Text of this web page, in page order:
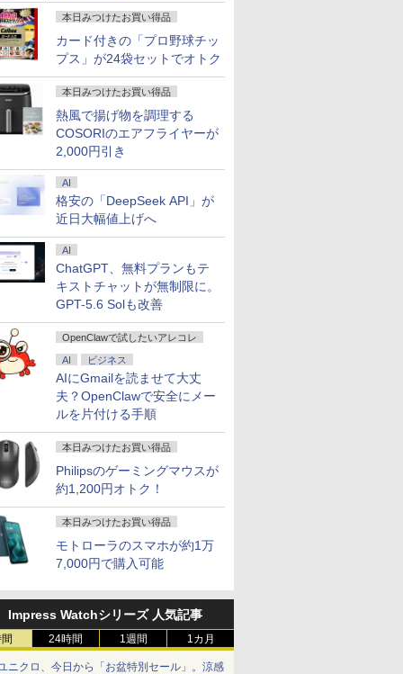
本日みつけたお買い得品
カード付きの「プロ野球チッ
プス」が24袋セットでオトク
本日みつけたお買い得品
熱風で揚げ物を調理する
COSORIのエアフライヤーが
2,000円引き
AI
格安の「DeepSeek API」が
近日大幅値上げへ
AI
ChatGPT、無料プランもテ
キストチャットが無制限に。
GPT-5.6 Solも改善
OpenClawで試したいアレコレ
AI ビジネス
AIにGmailを読ませて大丈
夫？OpenClawで安全にメー
ルを片付ける手順
本日みつけたお買い得品
Philipsのゲーミングマウスが
約1,200円オトク！
本日みつけたお買い得品
モトローラのスマホが約1万
7,000円で購入可能
Impress Watchシリーズ 人気記事
24時間 1週間 1カ月
ニクロ、今日から「お盆特別セール」。涼感